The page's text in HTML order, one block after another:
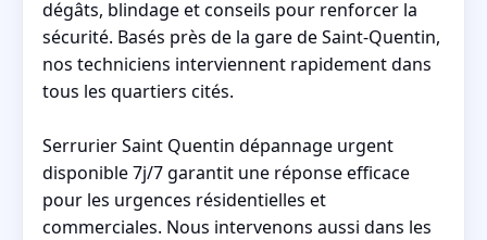
dégâts, blindage et conseils pour renforcer la
sécurité. Basés près de la gare de Saint-Quentin,
nos techniciens interviennent rapidement dans
tous les quartiers cités.
Serrurier Saint Quentin dépannage urgent
disponible 7j/7 garantit une réponse efficace
pour les urgences résidentielles et
commerciales. Nous intervenons aussi dans les